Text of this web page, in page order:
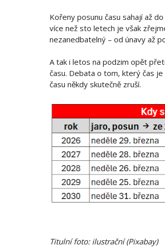
Kořeny posunu času sahají až
více než sto letech je však
nezanedbatelný – od únavy až
A tak i letos na podzim opět
času. Debata o tom, který čas
času někdy skutečně zruší.
Titulní foto: ilustrační (Pixabay)